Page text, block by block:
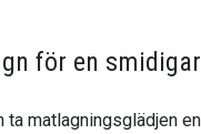
för en
ta matlagningsglädjen